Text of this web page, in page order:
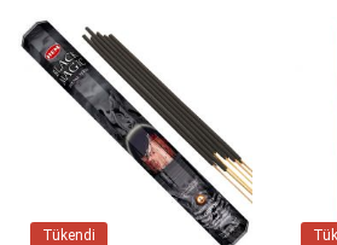
Tükendi